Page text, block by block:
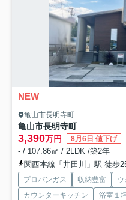
NEW
亀山市長明寺町
亀山市長明寺町
3,390万円 8月6日 値下げ
- / 107.86㎡ / 2LDK /築2年
関西本線「井田川」駅 徒歩
プロパンガス 収納豊富
ウ
カウンターキッチン
浴室１